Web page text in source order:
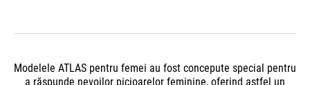
Modelele ATLAS pentru femei au fost concepute special pentru
a răspunde nevoilor picioarelor feminine, oferind astfel un